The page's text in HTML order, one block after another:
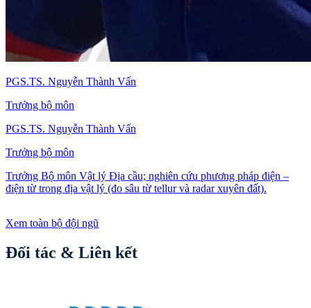
PGS.TS. Nguyễn Thành Vấn
Trưởng bộ môn
PGS.TS. Nguyễn Thành Vấn
Trưởng bộ môn
Trưởng Bộ môn Vật lý Địa cầu; nghiên cứu phương pháp điện –
điện từ trong địa vật lý (đo sâu từ tellur và radar xuyên đất).
Xem toàn bộ đội ngũ
Đối tác & Liên kết